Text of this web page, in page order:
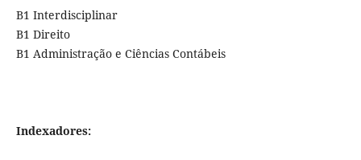
B1 Interdisciplinar
B1 Direito
B1 Administração e Ciências Contábeis
Indexadores: